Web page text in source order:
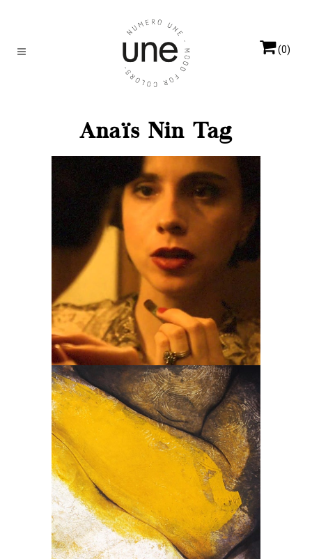
(0)
Anaïs Nin Tag
Lettre à Anaïs Nin
Impérial
LES LETTRES
La sexualité libre d’Anaïs
Nin – Le classique
#Impérial
Impérial
LES LETTRES